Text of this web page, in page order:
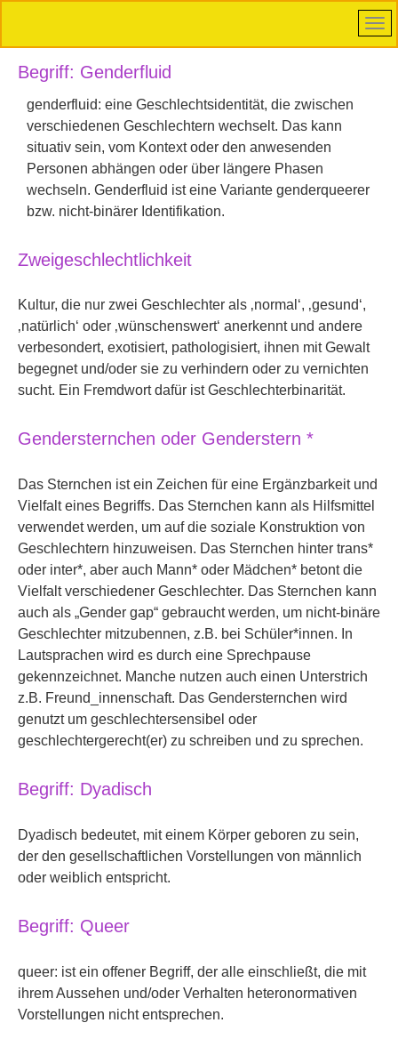
Begriff: Genderfluid
genderfluid: eine Geschlechtsidentität, die zwischen
verschiedenen Geschlechtern wechselt. Das kann
situativ sein, vom Kontext oder den anwesenden
Personen abhängen oder über längere Phasen
wechseln. Genderfluid ist eine Variante genderqueerer
bzw. nicht-binärer Identifikation.
Zweigeschlechtlichkeit
Kultur, die nur zwei Geschlechter als ‚normal‘, ‚gesund‘,
‚natürlich‘ oder ‚wünschenswert‘ anerkennt und andere
verbesondert, exotisiert, pathologisiert, ihnen mit Gewalt
begegnet und/oder sie zu verhindern oder zu vernichten
sucht. Ein Fremdwort dafür ist Geschlechterbinarität.
Gendersternchen oder Genderstern *
Das Sternchen ist ein Zeichen für eine Ergänzbarkeit und
Vielfalt eines Begriffs. Das Sternchen kann als Hilfsmittel
verwendet werden, um auf die soziale Konstruktion von
Geschlechtern hinzuweisen. Das Sternchen hinter trans*
oder inter*, aber auch Mann* oder Mädchen* betont die
Vielfalt verschiedener Geschlechter. Das Sternchen kann
auch als „Gender gap“ gebraucht werden, um nicht-binäre
Geschlechter mitzubennen, z.B. bei Schüler*innen. In
Lautsprachen wird es durch eine Sprechpause
gekennzeichnet. Manche nutzen auch einen Unterstrich
z.B. Freund_innenschaft. Das Gendersternchen wird
genutzt um geschlechtersensibel oder
geschlechtergerecht(er) zu schreiben und zu sprechen.
Begriff: Dyadisch
Dyadisch bedeutet, mit einem Körper geboren zu sein,
der den gesellschaftlichen Vorstellungen von männlich
oder weiblich entspricht.
Begriff: Queer
queer: ist ein offener Begriff, der alle einschließt, die mit
ihrem Aussehen und/oder Verhalten heteronormativen
Vorstellungen nicht entsprechen.